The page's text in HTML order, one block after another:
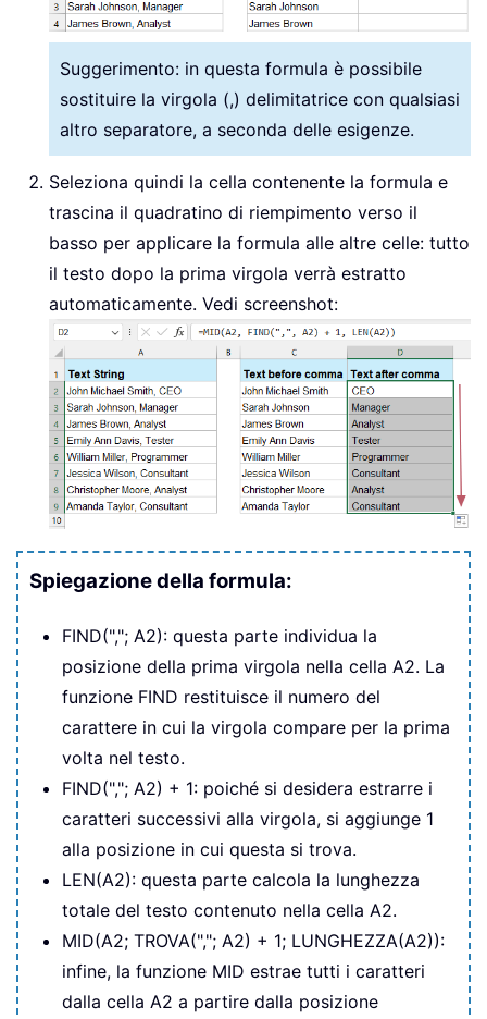
Suggerimento: in questa formula è possibile
sostituire la virgola (,) delimitatrice con qualsiasi
altro separatore, a seconda delle esigenze.
Seleziona quindi la cella contenente la formula e
trascina il quadratino di riempimento verso il
basso per applicare la formula alle altre celle: tutto
il testo dopo la prima virgola verrà estratto
automaticamente. Vedi screenshot:
Spiegazione della formula:
FIND(","; A2): questa parte individua la
posizione della prima virgola nella cella A2. La
funzione FIND restituisce il numero del
carattere in cui la virgola compare per la prima
volta nel testo.
FIND(","; A2) + 1: poiché si desidera estrarre i
caratteri successivi alla virgola, si aggiunge 1
alla posizione in cui questa si trova.
LEN(A2): questa parte calcola la lunghezza
totale del testo contenuto nella cella A2.
MID(A2; TROVA(","; A2) + 1; LUNGHEZZA(A2)):
infine, la funzione MID estrae tutti i caratteri
dalla cella A2 a partire dalla posizione